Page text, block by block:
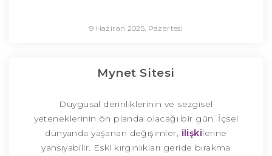
9 Haziran 2025, Pazartesi
Mynet Sitesi
Duygusal derinliklerinin ve sezgisel
yeteneklerinin ön planda olacağı bir gün. İçsel
dünyanda yaşanan değişimler, ilişkilerine
yansıyabilir. Eski kırgınlıkları geride bırakma